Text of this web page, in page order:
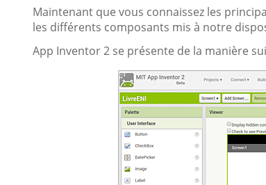
Maintenant que vous connaissez les
les différents composants mis à notre
App Inventor 2 se présente de la manière